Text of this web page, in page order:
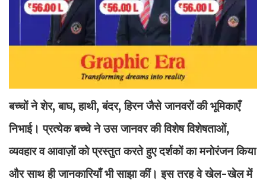
बच्चों ने शेर, बाघ, हाथी, बंदर, हिरन जैसे जानवरों की भूमिकाएँ
निभाई। प्रत्येक बच्चे ने उस जानवर की विशेष विशेषताओं,
व्यवहार व आवाज़ों को प्रस्तुत करते हुए दर्शकों का मनोरंजन किया
और साथ ही जानकारियाँ भी साझा कीं। इस तरह वे खेल-खेल में